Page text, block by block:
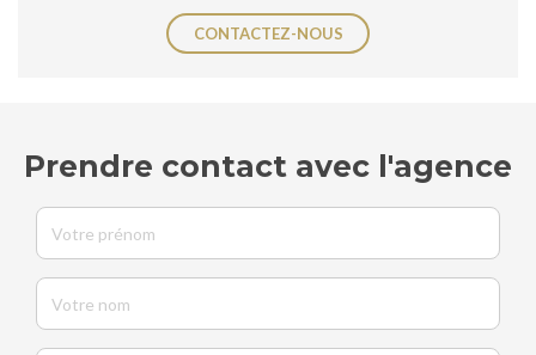
CONTACTEZ-NOUS
Prendre contact avec l'agence